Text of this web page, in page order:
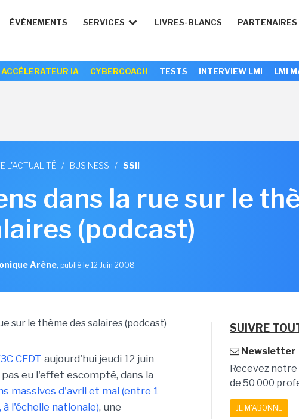
ÉVÉNEMENTS SERVICES LIVRES-BLANCS PARTENAIRES
ACCÉLERATEUR IA CYBERCOACH TESTS INTERVIEW LMI LMI
L'ACTUALITÉ / BUSINESS / SSII
dans la rue sur le
(podcast)
Arène, publié le 12 Juin 2008
CFDT aujourd'hui jeudi 12 juin
eu l'effet escompté, dans la
massives d'avril et mai (entre 1
l'échelle nationale), une
SUIVRE
Newsletter
Recevez
de 50 000
JE M'ABONNE